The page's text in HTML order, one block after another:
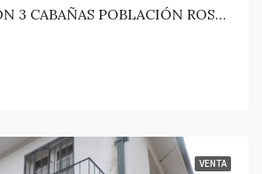
PROPIEDAD CON 3 CABAÑAS POBLACIÓN ROSS – PICHILEMU
VENTA